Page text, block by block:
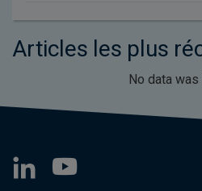
Articles les plus
No data was